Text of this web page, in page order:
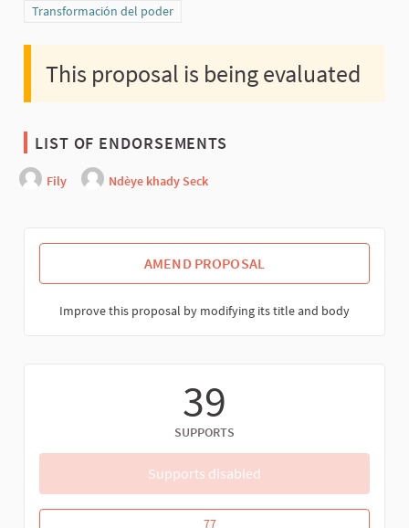
Filter results for category: Transformación del poder
Transformación del poder
This proposal is being evaluated
LIST OF ENDORSEMENTS
Fily Ndèye khady Seck
AMEND PROPOSAL
Improve this proposal by modifying its title and body
39
SUPPORTS
Supports disabled
Riposte communautaire contre la
77